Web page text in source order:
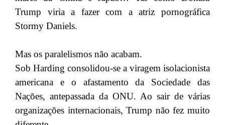
Trump viria a fazer com a atriz pornográfica
Stormy Daniels.
Mas os paralelismos não acabam.
Sob Harding consolidou-se a viragem isolacionista
americana e o afastamento da Sociedade das
Nações, antepassada da ONU. Ao sair de várias
organizações internacionais, Trump não fez muito